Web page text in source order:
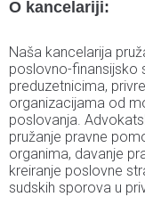
O kancelariji:
Naša kancelarija
poslovno-finansijsko
preduzetnicima,
organizacijama od
poslovanja.
pružanje pravne
organima, davanje
kreiranje poslovne
sudskih sporova u